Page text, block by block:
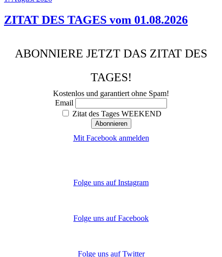
ZITAT DES TAGES vom 01.08.2026
ABONNIERE JETZT DAS ZITAT DES
TAGES!
Kostenlos und garantiert ohne Spam!
Email
Zitat des Tages WEEKEND
Mit Facebook anmelden
Folge uns auf Instagram
Folge uns auf Facebook
Folge uns auf Twitter